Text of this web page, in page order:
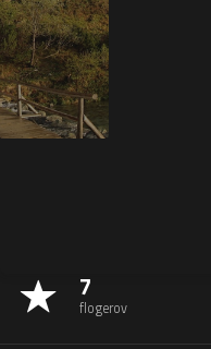
7
flogerov